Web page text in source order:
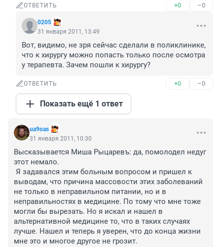
ОТВЕТИТЬ +0 –0
0205
31 января 2011, 13:49
Вот, видимо, не зря сейчас сделали в поликлинике,
что к хирургу можно попасть только после осмотра
у терапевта. Зачем пошли к хирургу?
ОТВЕТИТЬ +0 –0
Показать ещё 1 ответ
ua9oas
31 января 2011, 10:30
Высказывается Миша Рыцаревъ: да, помолодел недуг
этот немало.
Я задавался этим больным вопросом и пришел к
выводам, что причина массовости этих заболеваний
не только в неправильном питании, но и в
неправильностях в медицине. По тому что мне тоже
могли бы вырезать. Но я искал и нашел в
альтернативной медицине то, что в таких случаях
лучше. Нашел и теперь я уверен, что до конца жизни
мне это и многое другое не грозит.